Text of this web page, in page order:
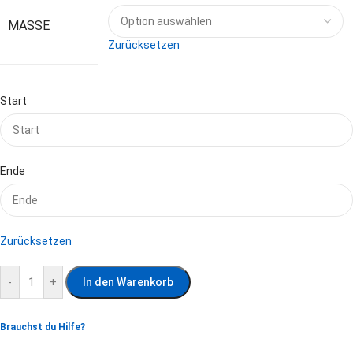
MASSE
Zurücksetzen
Start
Ende
Zurücksetzen
- + In den Warenkorb
Brauchst du Hilfe?